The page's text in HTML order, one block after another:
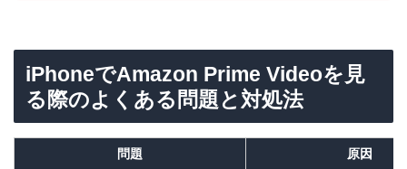
iPhoneでAmazon Prime Videoを見
る際のよくある問題と対処法
問題 原因